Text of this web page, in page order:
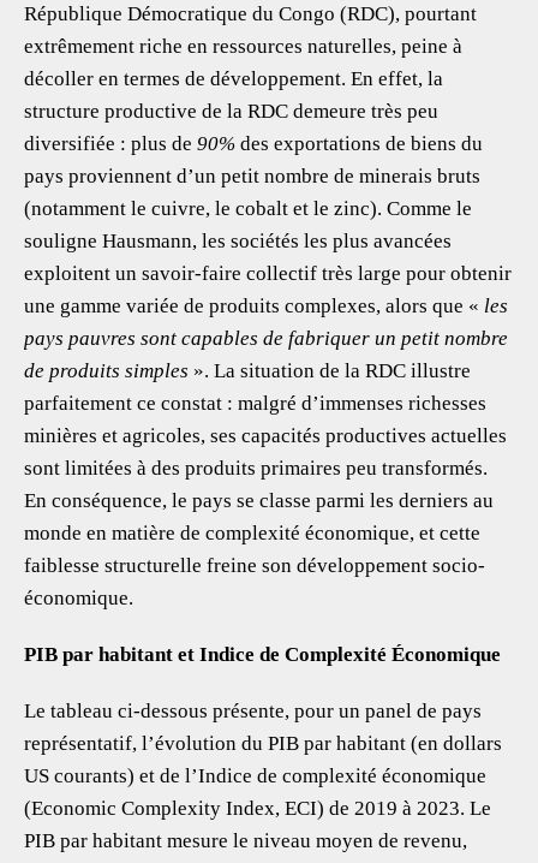
République Démocratique du Congo (RDC), pourtant
extrêmement riche en ressources naturelles, peine à
décoller en termes de développement. En effet, la
structure productive de la RDC demeure très peu
diversifiée : plus de 90% des exportations de biens du
pays proviennent d’un petit nombre de minerais bruts
(notamment le cuivre, le cobalt et le zinc). Comme le
souligne Hausmann, les sociétés les plus avancées
exploitent un savoir-faire collectif très large pour obtenir
une gamme variée de produits complexes, alors que « les
pays pauvres sont capables de fabriquer un petit nombre
de produits simples ». La situation de la RDC illustre
parfaitement ce constat : malgré d’immenses richesses
minières et agricoles, ses capacités productives actuelles
sont limitées à des produits primaires peu transformés.
En conséquence, le pays se classe parmi les derniers au
monde en matière de complexité économique, et cette
faiblesse structurelle freine son développement socio-
économique.
PIB par habitant et Indice de Complexité Économique
Le tableau ci-dessous présente, pour un panel de pays
représentatif, l’évolution du PIB par habitant (en dollars
US courants) et de l’Indice de complexité économique
(Economic Complexity Index, ECI) de 2019 à 2023. Le
PIB par habitant mesure le niveau moyen de revenu,